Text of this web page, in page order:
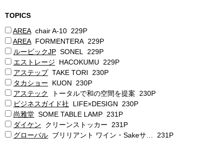
TOPICS
AREA chair A-10 229P
AREA FORMENTERA 229P
ルービックJP SONEL 229P
エストレージ HACOKUMU 229P
アステップTAKE TORI 230P
タカショー KUON 230P
アステック
トータルで和の空間を提案 230P
ビジネスガイド社 LIFE×DESIGN 230P
尚雅堂 SOME TABLE LAMP 231P
ダイケン クリーンストッカー 231P
グローバル ブリリアント ワイン・Sakeサ… 231P